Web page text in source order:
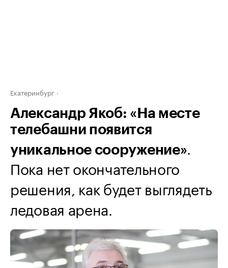
Екатеринбург
Александр Якоб: «На месте
телебашни появится
уникальное сооружение».
Пока нет окончательного
решения, как будет выглядеть
ледовая арена.